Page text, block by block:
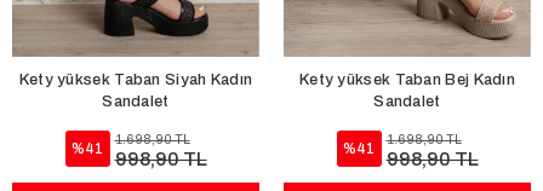
Kety yüksek Taban Siyah Kadın
Sandalet
%41
1.698,90 TL
998,90 TL
Kety yüksek Taban Bej Kadın
Sandalet
%41
1.698,90 TL
998,90 TL